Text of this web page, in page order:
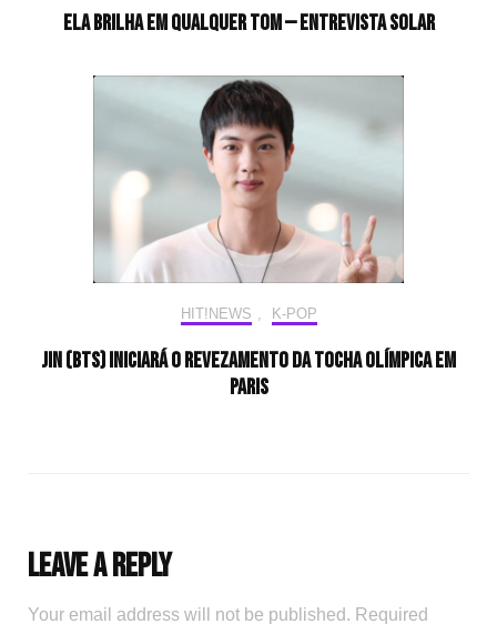
Ela brilha em qualquer tom — Entrevista Solar
HIT!NEWS K-POP
Jin (BTS) iniciará o revezamento da tocha olímpica em
Paris
Leave a Reply
Your email address will not be published. Required